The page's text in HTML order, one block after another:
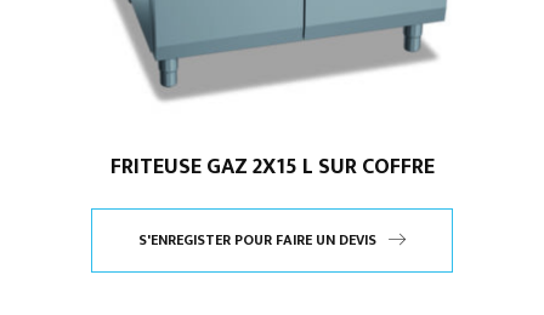
FRITEUSE GAZ 2X15 L SUR COFFRE
S'ENREGISTER POUR FAIRE UN DEVIS